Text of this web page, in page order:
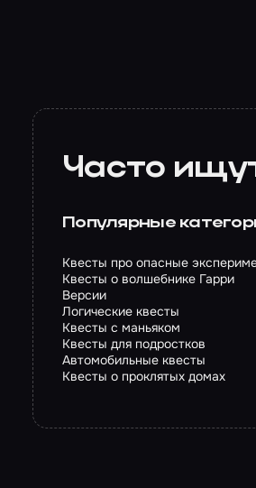
Часто
Популярные
Квесты про опасные
Квесты о волшебнике Гарри
Версии
Логические квесты
Квесты с маньяком
Квесты для подростков
Автомобильные квесты
Квесты о проклятых домах